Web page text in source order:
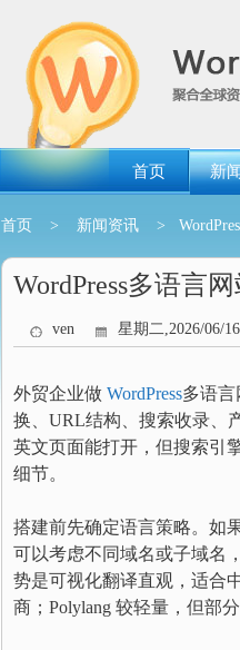
首页 新
首页 > 新闻资讯 >
WordPress多语言
ven 星期二,2026/06/16
外贸企业做 WordPress多语
换、URL结构、搜索收录、
英文页面能打开，但搜索引
细节。
搭建前先确定语言策略。如
可以考虑不同域名或子域名
势是可视化翻译直观，适合
商；Polylang 较轻量，但部